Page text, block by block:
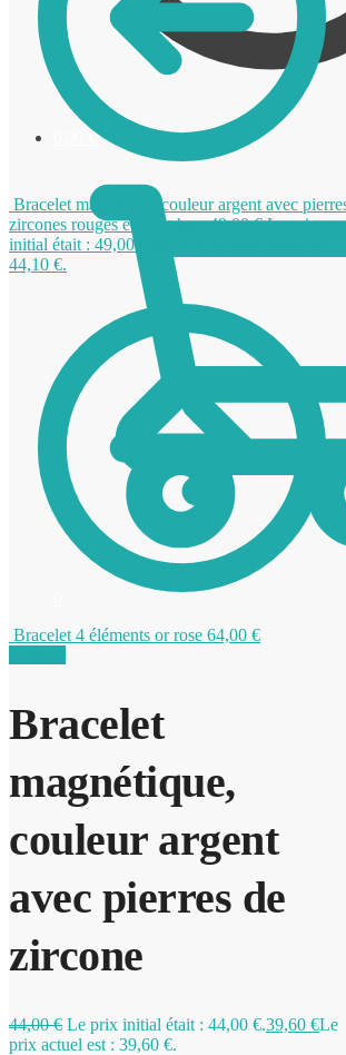
€
Bracelet magnétique couleur argent avec
zircones rouges et blanches. 49,00€ Le prix
initial était : 49,00 €.
44,10 €.
Bracelet 4 éléments or rose 64,00 €
Bracelet
magnétique,
couleur argent
avec pierres de
zircone
44,00€ Le prix initial était : 44,00 €.39,60 €Le
prix actuel est : 39,60 €.